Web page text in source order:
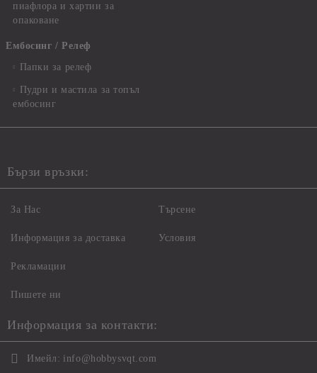
пиафлора и хартии за
опаковане
Ембосинг / Релеф
Папки за релеф
Пудри и мастила за топъл
ембосинг
Бързи връзки:
За Нас
Информация за доставка
Рекламации
Пишете ни
Търсене
Условия
Информация за контакти:
Имейл: info@hobbysvqt.com